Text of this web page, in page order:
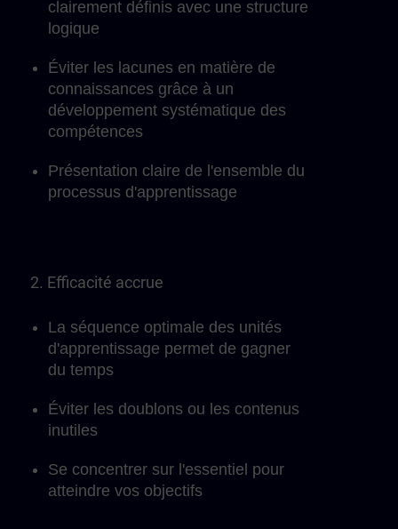
clairement définis avec une structure
logique
Éviter les lacunes en matière de
connaissances grâce à un
développement systématique des
compétences
Présentation claire de l'ensemble du
processus d'apprentissage
2. Efficacité accrue
La séquence optimale des unités
d'apprentissage permet de gagner
du temps
Éviter les doublons ou les contenus
inutiles
Se concentrer sur l'essentiel pour
atteindre vos objectifs